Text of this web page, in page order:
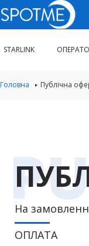
STARLINK
Головна Публічна
На
ОПЛАТА